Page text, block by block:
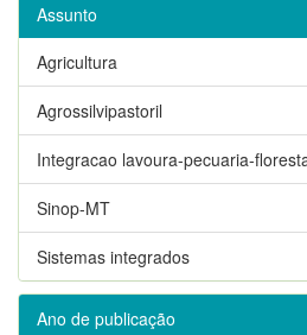
Assunto
Agricultura
Agrossilvipastoril
Integracao lavoura-pecuaria-
Sinop-MT
Sistemas integrados
Ano de publicação